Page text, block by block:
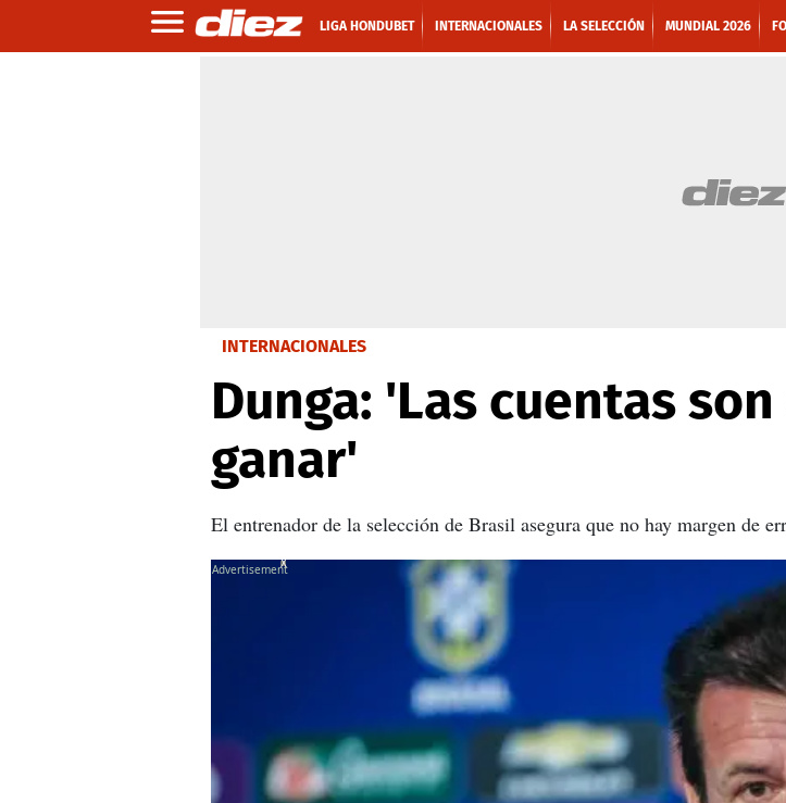
LIGA HONDUBET INTERNACIONALES LA SELECCIÓN MUNDIAL 2026
INTERNACIONALES
Dunga: 'Las cuentas
ganar'
El entrenador de la selección de Brasil asegura que no hay margen de
X